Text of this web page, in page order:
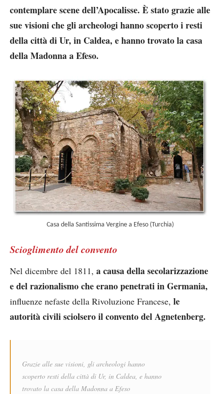
contemplare scene dell’Apocalisse. È stato grazie alle
sue visioni che gli archeologi hanno scoperto i resti
della città di Ur, in Caldea, e hanno trovato la casa
della Madonna a Efeso.
Casa della Santissima Vergine a Efeso (Turchia)
Scioglimento del convento
Nel dicembre del 1811, a causa della secolarizzazione
e del razionalismo che erano penetrati in Germania,
influenze nefaste della Rivoluzione Francese, le
autorità civili sciolsero il convento del Agnetenberg.
Grazie alle sue visioni, gli archeologi hanno
scoperto resti della città di Ur, in Caldea, e hanno
trovato la casa della Madonna a Efeso